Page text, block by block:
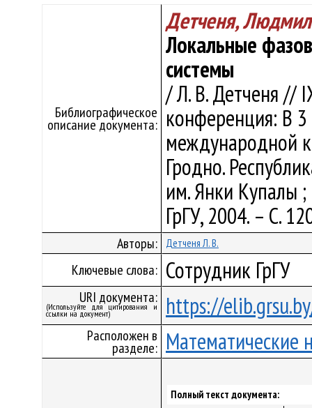
Библиографическое
описание документа:
Детченя,
Локальные
системы
/ Л. В. Детченя //
конференция: В
международной
Гродно.
им. Янки Купалы ;
ГрГУ, 2004. – С.
Авторы: Детченя Л. В.
Ключевые слова: Сотрудник ГрГУ
URI документа:
(Используйте для цитирования и
ссылки на документ) https://
Расположен в
разделе: Математические
Полный текст документа: